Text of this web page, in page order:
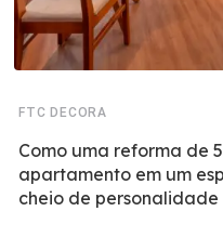
FTC DECORA
Como uma reforma de
apartamento em um
cheio de personalidade